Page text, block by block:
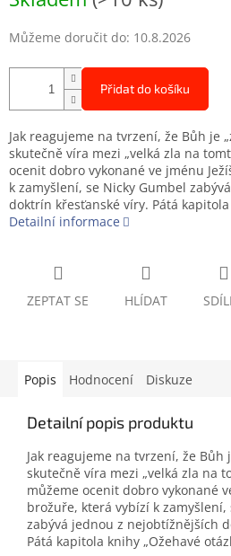
Můžeme doručit do: 10.8.2026
Přidat do košíku
Jak reagujeme na tvrzení, že Bůh je
skutečně víra mezi „velká zla na
ocenit dobro vykonané ve jménu
k zamyšlení, se Nicky Gumbel
doktrín křesťanské víry. Pátá kapitola
Detailní informace
ZEPTAT SE HLÍDAT
Popis Hodnocení Diskuze
Detailní popis produktu
Jak reagujeme na tvrzení, že Bůh
skutečně víra mezi „velká zla na
můžeme ocenit dobro vykonané
brožuře, která vybízí k zamyšlení,
zabývá jednou z nejobtížnějších
Pátá kapitola knihy „Ožehavé